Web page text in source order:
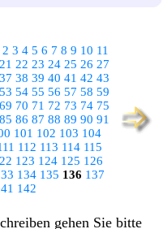
2 3 4 5 6 7 8 9 10 11
21 22 23 24 25 26 27
37 38 39 40 41 42 43
53 54 55 56 57 58 59
69 70 71 72 73 74 75
85 86 87 88 89 90 91
101 102 103 104
112 113 114 115
123 124 125 126
134 135 136 137
142
gehen Sie bitte